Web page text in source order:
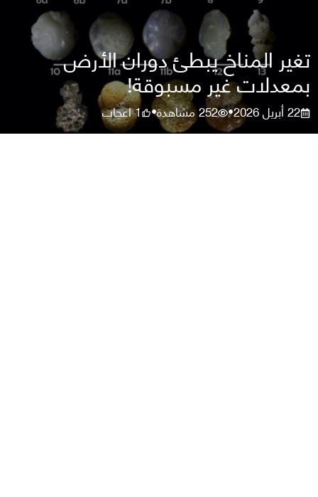
تغير المناخ يبطئ دوران الأرض
بمعدلات غير مسبوقة!
22 أبريل 2026 •
252مشاهدة•
1اعجاب